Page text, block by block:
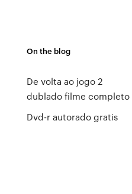
On the blog
De volta ao jogo 2
dublado filme completo
Dvd-r autorado gratis